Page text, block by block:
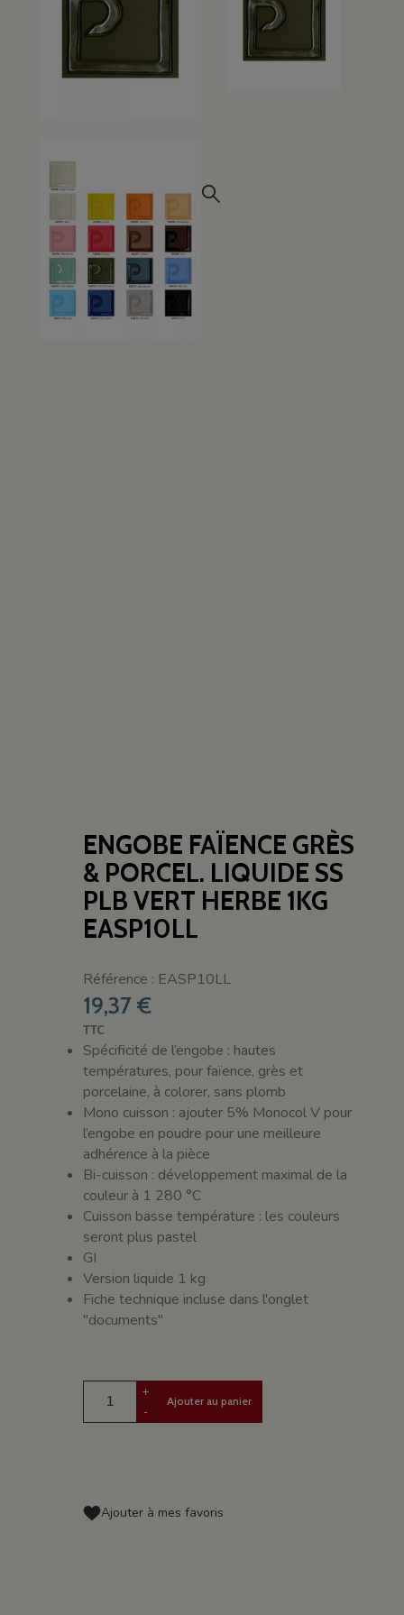
ENGOBE FAÏENCE GRÈS
& PORCEL. LIQUIDE SS
PLB VERT HERBE 1KG
EASP10LL
Référence : EASP10LL
19,37 €
TTC
Spécificité de l’engobe : hautes
températures, pour faïence, grès et
porcelaine, à colorer, sans plomb
Mono cuisson : ajouter 5% Monocol V pour
l’engobe en poudre pour une meilleure
adhérence à la pièce
Bi-cuisson : développement maximal de la
couleur à 1 280 °C
Cuisson basse température : les couleurs
seront plus pastel
GI
Version liquide 1 kg
Fiche technique incluse dans l'onglet
"documents"
+
-
Ajouter au panier
Ajouter à mes favoris